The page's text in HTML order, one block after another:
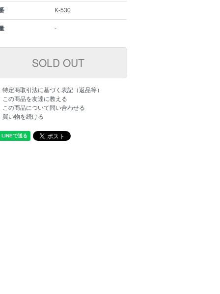
K-530
-
特定商取引法に基づく表記（返品等）
この商品を友達に教える
この商品について問い合わせる
買い物を続ける